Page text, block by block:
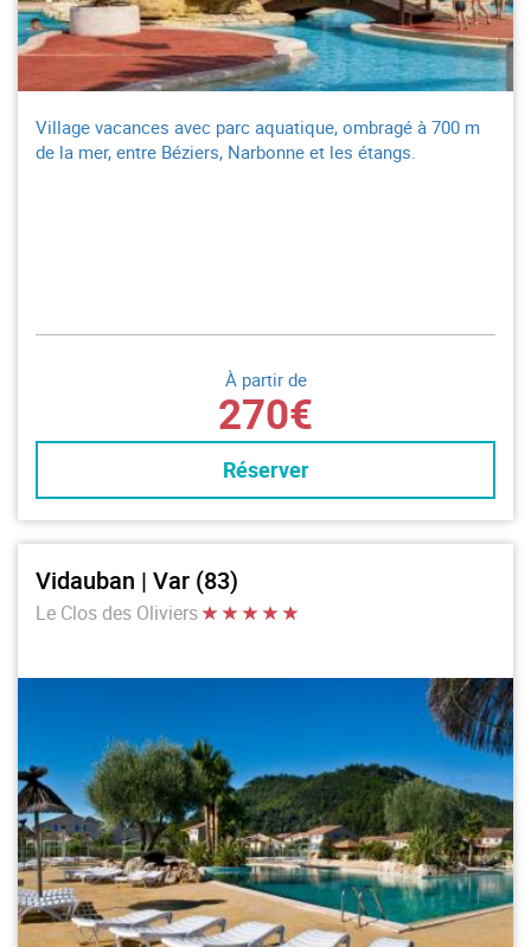
Village vacances avec parc aquatique, ombragé à 700 m
de la mer, entre Béziers, Narbonne et les étangs.
À partir de
270€
Réserver
Vidauban | Var (83)
Le Clos des Oliviers